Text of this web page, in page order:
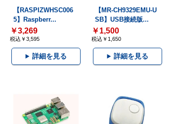
【RASPIZWHSC006
5】Raspberr...
￥3,269
税込￥3,595
詳細を見る
【MR-CH9329EMU-U
SB】USB接続版...
￥1,500
税込￥1,650
詳細を見る